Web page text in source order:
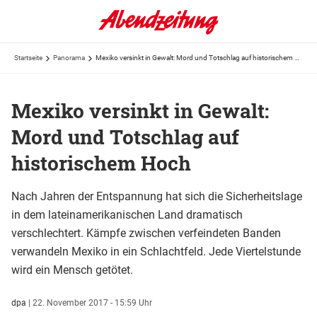
Startseite Panorama
Mexiko versinkt in Gewalt:
Mord und Totschlag auf
historischem Hoch
Nach Jahren der Entspannung hat sich die Sicherheitslage
in dem lateinamerikanischen Land dramatisch
verschlechtert. Kämpfe zwischen verfeindeten Banden
verwandeln Mexiko in ein Schlachtfeld. Jede Viertelstunde
wird ein Mensch getötet.
dpa | 22. November 2017 - 15:59 Uhr